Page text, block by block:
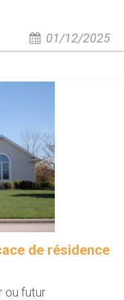
01/12/2025
de résidence
ou futur